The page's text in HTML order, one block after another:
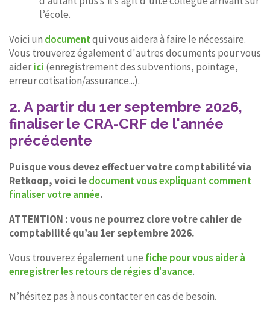
l’école.
Voici un documentqui vous aidera à faire le nécessaire.
Vous trouverez également d'autres documents pour vous
aiderici (enregistrement des subventions, pointage,
erreur cotisation/assurance...).
2. A partir du 1er septembre 2026,
finaliser le CRA-CRF de l'année
précédente
Puisque vous devez effectuer votre comptabilité via
Retkoop, voici ledocument vous expliquant comment
finaliser votre année.
ATTENTION : vous ne pourrez clore votre cahier de
comptabilité qu’au 1er septembre 2026.
Vous trouverez également une fiche pour vous aider à
enregistrer les retours de régies d'avance.
N’hésitez pas à nous contacter en cas de besoin.